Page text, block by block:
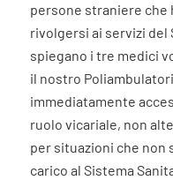
persone straniere che
rivolgersi ai servizi del
spiegano i tre medici
il nostro
immediatamente
ruolo vicariale, non
per situazioni che non
carico al Sistema